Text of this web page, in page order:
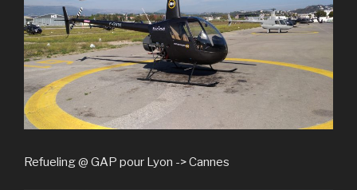
Refueling @ GAP pour Lyon -> Cannes